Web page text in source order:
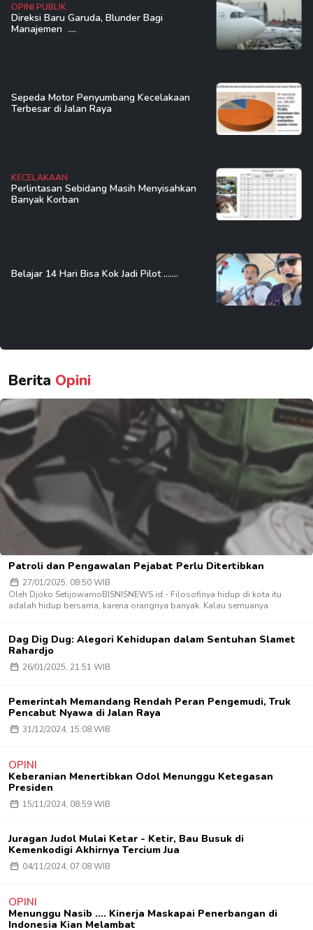
OPINI PUBLIK
Direksi Baru Garuda, Blunder Bagi
Manajemen ....
Sepeda Motor Penyumbang Kecelakaan
Terbesar di Jalan Raya
KECELAKAAN
Perlintasan Sebidang Masih Menyisahkan
Banyak Korban
Belajar 14 Hari Bisa Kok Jadi Pilot .......
Berita Opini
Patroli dan Pengawalan Pejabat Perlu Ditertibkan
27/01/2025, 08:50 WIB
Oleh Djoko SetijowarnoBISNISNEWS.id - Filosofinya hidup di kota itu
adalah hidup bersama, karena orangnya banyak. Kalau semuanya
Dag Dig Dug: Alegori Kehidupan dalam Sentuhan Slamet
Rahardjo
26/01/2025, 21:51 WIB
Pemerintah Memandang Rendah Peran Pengemudi, Truk
Pencabut Nyawa di Jalan Raya
31/12/2024, 15:08 WIB
OPINI
Keberanian Menertibkan Odol Menunggu Ketegasan
Presiden
15/11/2024, 08:59 WIB
Juragan Judol Mulai Ketar - Ketir, Bau Busuk di
Kemenkodigi Akhirnya Tercium Jua
04/11/2024, 07:08 WIB
OPINI
Menunggu Nasib .... Kinerja Maskapai Penerbangan di
Indonesia Kian Melambat